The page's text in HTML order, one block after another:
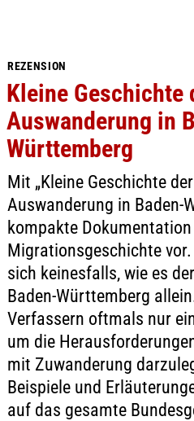
REZENSION
Kleine Geschichte
Auswanderung in
Württemberg
Mit „Kleine Geschichte
Auswanderung in Baden-
kompakte
Migrationsgeschichte
sich keinesfalls, wie es
Baden-Württemberg
Verfassern oftmals nur
um die
mit Zuwanderung
Beispiele und
auf das gesamte